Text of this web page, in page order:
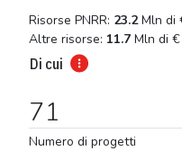
Risorse PNRR: 23.2 Mln di
Altre risorse: 11.7 Mln di €
Di cui
71
Numero di progetti